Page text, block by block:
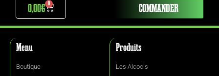
0,00€ 0 COMMANDER
Menu
Boutique
Produits
Les Alcools